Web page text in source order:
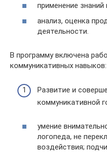
применение знаний
анализ, оценка
деятельности.
В программу включена
коммуникативных навыков:
Развитие и
коммуникативной
умение
логопеда, не
воздействия;